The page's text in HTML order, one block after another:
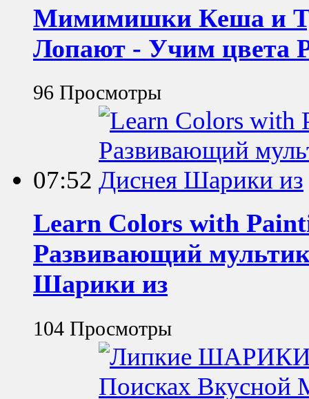
Мимимишки Кеша и
Лопают - Учим цвета
96 Просмотры
07:52
Learn Colors with
Развивающий
Шарики из
104 Просмотры